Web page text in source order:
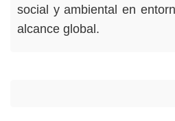
social y ambiental en
alcance global.